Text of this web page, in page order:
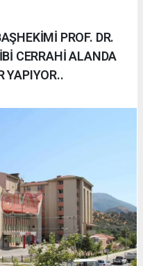
PROF. DR.
CERRAHİ ALANDA
YAPIYOR..